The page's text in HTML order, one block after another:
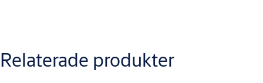
Förpackningen innehåller
Produkt Produkt-ID
LÅSSATS FAS 309EVO
819153110011
Relaterade produkter